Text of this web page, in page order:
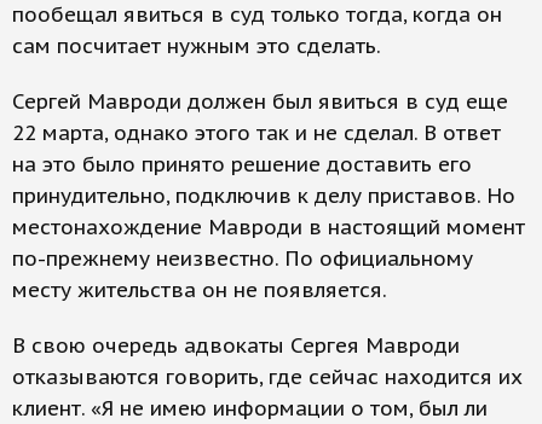
пообещал явиться в суд только тогда, когда он
сам посчитает нужным это сделать.
Сергей Мавроди должен был явиться в суд еще
22 марта, однако этого так и не сделал. В ответ
на это было принято решение доставить его
принудительно, подключив к делу приставов. Но
местонахождение Мавроди в настоящий момент
по-прежнему неизвестно. По официальному
месту жительства он не появляется.
В свою очередь адвокаты Сергея Мавроди
отказываются говорить, где сейчас находится их
клиент. «Я не имею информации о том, был ли